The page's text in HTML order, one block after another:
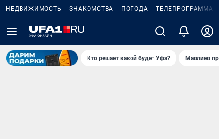
НЕДВИЖИМОСТЬ ЗНАКОМСТВА ПОГОДА ТЕЛЕПРОГРАММА
Кто решает какой будет Уфа? Мавлиев